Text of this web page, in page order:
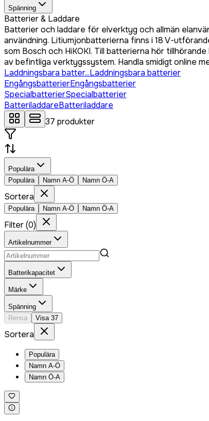
Spänning
Batterier & Laddare
Batterier och laddare för elverktyg och allmän
användning. Litiumjonbatterierna finns i 18 V-
som Bosch och HiKOKI. Till batterierna hör
av befintliga verktygssystem. Handla smidigt online
Laddningsbara batter...Laddningsbara batterier
EngångsbatterierEngångsbatterier
SpecialbatterierSpecialbatterier
BatteriladdareBatteriladdare
37 produkter
Populära
Populära
Namn A-Ö Namn Ö-A
Sortera
Populära Namn A-Ö Namn Ö-A
Filter(0)
Artikelnummer
Batterikapacitet
Märke
Spänning
Rensa
Visa 37
Sortera
Populära
Namn A-Ö
Namn Ö-A